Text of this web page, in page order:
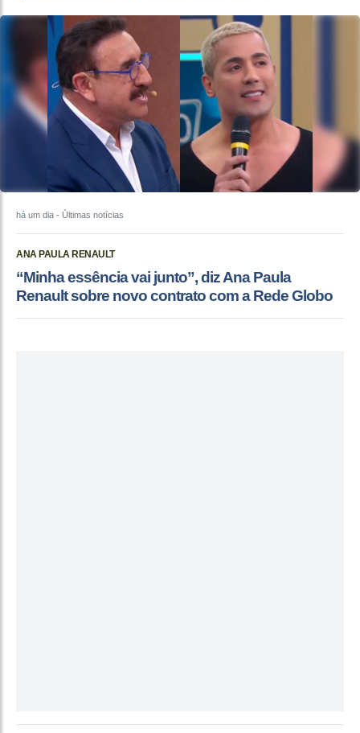
há um dia - Últimas notícias
ANA PAULA RENAULT
“Minha essência vai junto”, diz Ana Paula
Renault sobre novo contrato com a Rede Globo